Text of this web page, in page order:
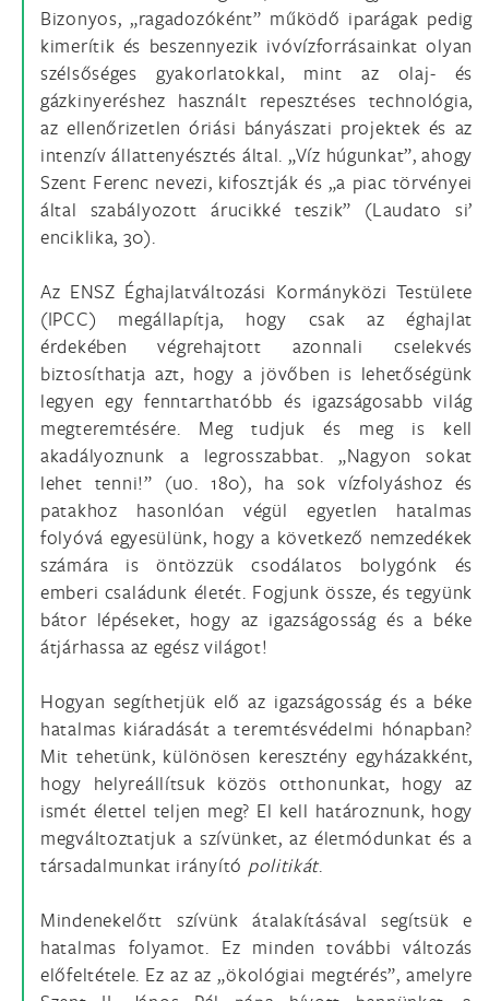
Bizonyos, „ragadozóként” működő iparágak pedig
kimerítik és beszennyezik ivóvízforrásainkat olyan
szélsőséges gyakorlatokkal, mint az olaj- és
gázkinyeréshez használt repesztéses technológia,
az ellenőrizetlen óriási bányászati projektek és az
intenzív állattenyésztés által. „Víz húgunkat”, ahogy
Szent Ferenc nevezi, kifosztják és „a piac törvényei
által szabályozott árucikké teszik” (Laudato si’
enciklika, 30).
Az ENSZ Éghajlatváltozási Kormányközi Testülete
(IPCC) megállapítja, hogy csak az éghajlat
érdekében végrehajtott azonnali cselekvés
biztosíthatja azt, hogy a jövőben is lehetőségünk
legyen egy fenntarthatóbb és igazságosabb világ
megteremtésére. Meg tudjuk és meg is kell
akadályoznunk a legrosszabbat. „Nagyon sokat
lehet tenni!” (uo. 180), ha sok vízfolyáshoz és
patakhoz hasonlóan végül egyetlen hatalmas
folyóvá egyesülünk, hogy a következő nemzedékek
számára is öntözzük csodálatos bolygónk és
emberi családunk életét. Fogjunk össze, és tegyünk
bátor lépéseket, hogy az igazságosság és a béke
átjárhassa az egész világot!
Hogyan segíthetjük elő az igazságosság és a béke
hatalmas kiáradását a teremtésvédelmi hónapban?
Mit tehetünk, különösen keresztény egyházakként,
hogy helyreállítsuk közös otthonunkat, hogy az
ismét élettel teljen meg? El kell határoznunk, hogy
megváltoztatjuk a szívünket, az életmódunkat és a
társadalmunkat irányító politikát.
Mindenekelőtt szívünk átalakításával segítsük e
hatalmas folyamot. Ez minden további változás
előfeltétele. Ez az az „ökológiai megtérés”, amelyre